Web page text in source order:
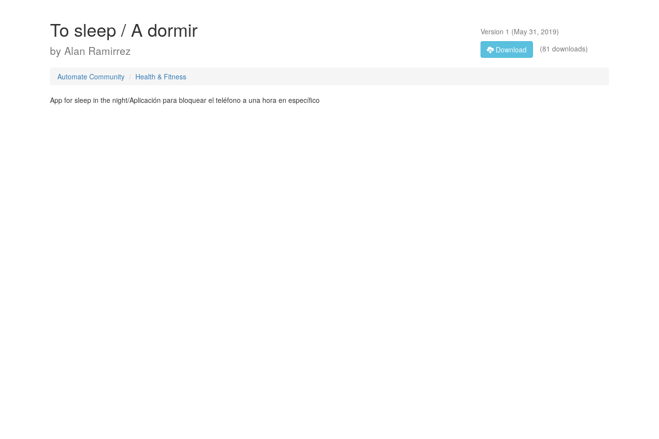
To sleep / A dormir
by Alan Ramirrez
Version 1 (May 31, 2019)
Download
(81 downloads)
Automate Community Health & Fitness
App for sleep in the night/Aplicación para bloquear el teléfono a una hora en específico